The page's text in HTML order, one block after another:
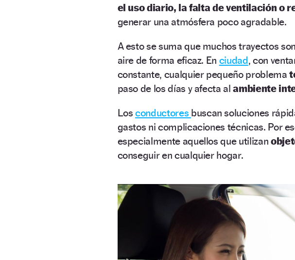
el uso diario, la falta de ventilación o
generar una atmósfera poco agradable.
A esto se suma que muchos trayectos
aire de forma eficaz. En ciudad, con
constante, cualquier pequeño problema
paso de los días y afecta alambiente
Losconductores buscan soluciones
gastos ni complicaciones técnicas. Por
especialmente aquellos que utilizan
conseguir en cualquier hogar.